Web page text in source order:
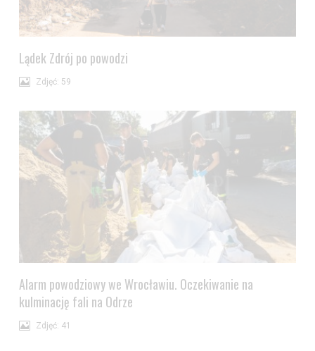
Lądek Zdrój po powodzi
Zdjęć: 59
Alarm powodziowy we Wrocławiu. Oczekiwanie na
kulminację fali na Odrze
Zdjęć: 41